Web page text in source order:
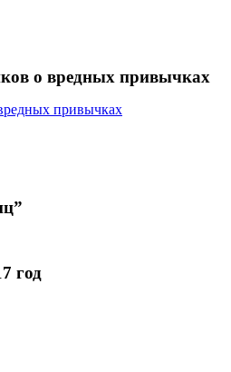
о вредных привычках
привычках
год